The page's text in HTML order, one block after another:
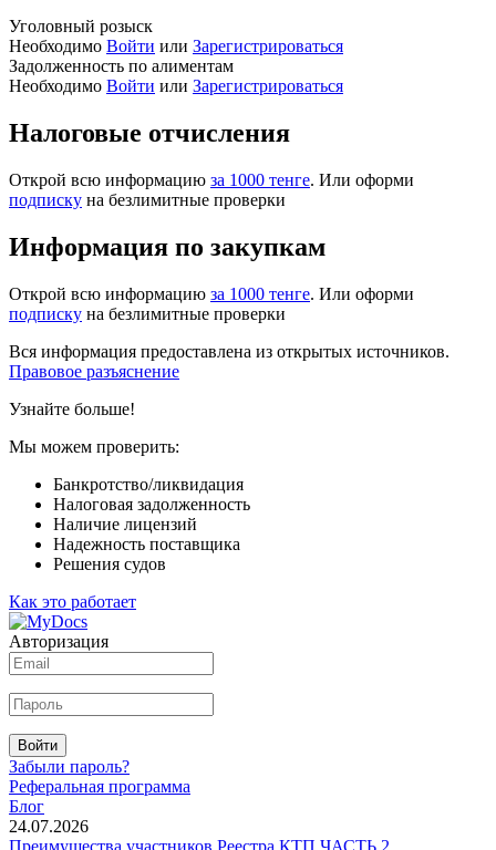
Уголовный розыск
Необходимо Войти или Зарегистрироваться
Задолженность по алиментам
Необходимо Войти или Зарегистрироваться
Налоговые отчисления
Открой всю информацию за 1000 тенге. Или оформи
подписку на безлимитные проверки
Информация по закупкам
Открой всю информацию за 1000 тенге. Или оформи
подписку на безлимитные проверки
Вся информация предоставлена из открытых источников.
Правовое разъяснение
Узнайте больше!
Мы можем проверить:
Банкротство/ликвидация
Налоговая задолженность
Наличие лицензий
Надежность поставщика
Решения судов
Как это работает
Авторизация
Войти
Забыли пароль?
Реферальная программа
Блог
24.07.2026
Преимущества участников Реестра КТП ЧАСТЬ 2